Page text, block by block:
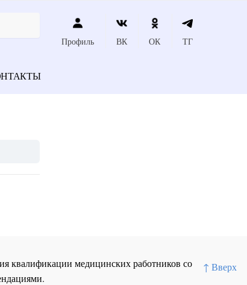
↑ Вверх
Профиль ВК ОК ТГ
квалификации медицинских работников со